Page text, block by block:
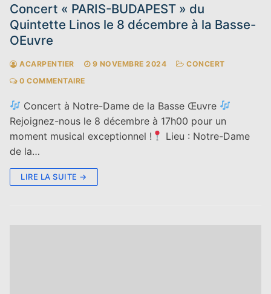
Concert « PARIS-BUDAPEST » du
Quintette Linos le 8 décembre à la Basse-
OEuvre
ACARPENTIER 9 NOVEMBRE 2024
CONCERT
0 COMMENTAIRE
Concert à Notre-Dame de la Basse Œuvre
Rejoignez-nous le 8 décembre à 17h00 pour un
moment musical exceptionnel !
Lieu : Notre-Dame
de la…
LIRE LA SUITE →